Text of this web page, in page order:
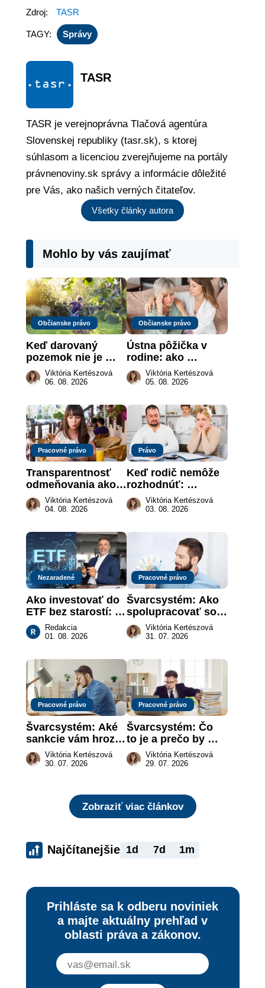
Zdroj: TASR
TAGY: Správy
TASR
TASR je verejnoprávna Tlačová agentúra
Slovenskej republiky (tasr.sk), s ktorej
súhlasom a licenciou zverejňujeme na portály
právnenoviny.sk správy a informácie dôležité
pre Vás, ako našich verných čitateľov.
Všetky články autora
Mohlo by vás zaujímať
Občianske právo
Keď darovaný
pozemok nie je
„hotová vec“: kedy
môže darca žiadať
Viktória Kertészová
06. 08. 2026
Občianske právo
Ústna pôžička v
rodine: ako
vymôcť peniaze,
keď na papieri nie
Viktória Kertészová
05. 08. 2026
Pracovné právo
Transparentnosť
odmeňovania ako
právna povinnosť:
revolúcia na
práce
Viktória Kertészová
04. 08. 2026
Právo
Keď rodič nemôže
rozhodnúť:
nahradenie prejavu
vôle súdom v
Viktória Kertészová
03. 08. 2026
Nezaradené
Ako investovať do
ETF bez starostí:
Investičné plány,
ktoré urobia prácu
Redakcia
01. 08. 2026
Pracovné právo
Švarcsystém: Ako
spolupracovať so
živnostníkom
legálne a bez
Viktória Kertészová
31. 07. 2026
Pracovné právo
Švarcsystém: Aké
sankcie vám hrozia
a prečo nestačí
zaplatiť pokutu?
Viktória Kertészová
30. 07. 2026
Pracovné právo
Švarcsystém: Čo
to je a prečo by
vás to malo
zaujímať
Viktória Kertészová
29. 07. 2026
Zobraziť viac článkov
Najčítanejšie 1d 7d 1m
Prihláste sa k odberu noviniek
a majte aktuálny prehľad v
oblasti práva a zákonov.